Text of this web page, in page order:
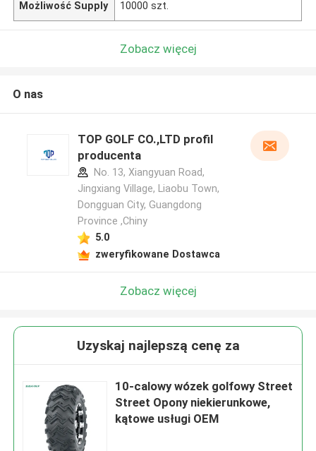
Możliwość Supply 10000 szt.
Zobacz więcej
O nas
TOP GOLF CO.,LTD profil
producenta
No. 13, Xiangyuan Road,
Jingxiang Village, Liaobu Town,
Dongguan City, Guangdong
Province ,Chiny
5.0
zweryfikowane Dostawca
Zobacz więcej
Uzyskaj najlepszą cenę za
10-calowy wózek golfowy Street
Street Opony niekierunkowe,
kątowe usługi OEM